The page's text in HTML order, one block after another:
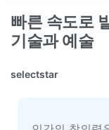
빠른 속도로
기술과 예술
selectstar